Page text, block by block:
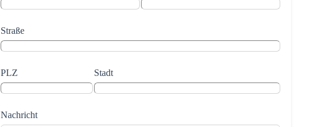
Straße
PLZ Stadt
Nachricht